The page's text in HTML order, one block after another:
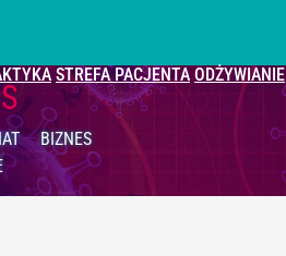
STREFA PACJENTA ODŻYWIANIE
BIZNES